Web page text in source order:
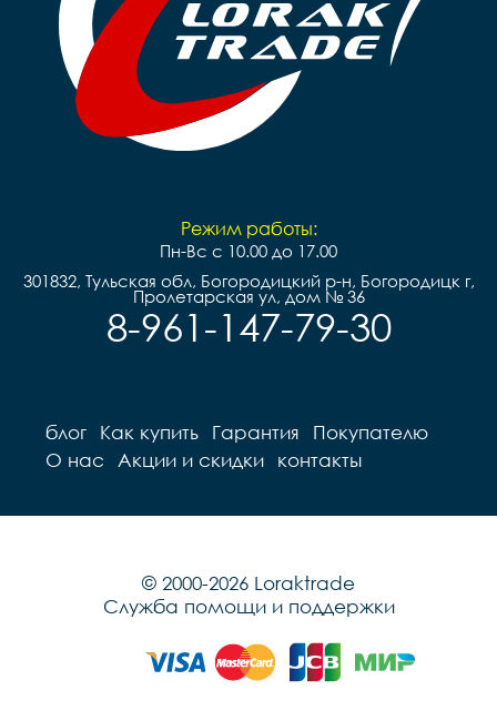
Режим работы:
Пн-Вс с 10.00 до 17.00
301832, Тульская обл, Богородицкий р-н, Богородицк г,
Пролетарская ул, дом № 36
8-961-147-79-30
блог Как купить Гарантия
Покупателю
О нас
Акции и скидки контакты
© 2000-2026 Loraktrade
Служба помощи и поддержки